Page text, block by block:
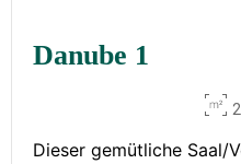
Danube 1
Dieser gemütliche Saal/